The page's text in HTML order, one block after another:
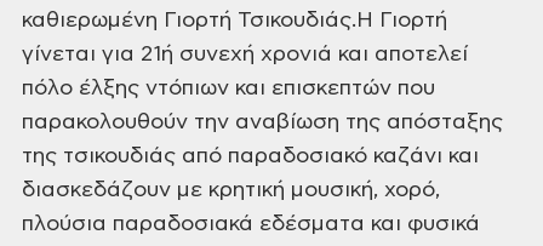
καθιερωμένη Γιορτή Τσικουδιάς. Η Γιορτή
γίνεται για 21ή συνεχή χρονιά και αποτελεί
πόλο έλξης ντόπιων και επισκεπτών που
παρακολουθούν την αναβίωση της απόσταξης
της τσικουδιάς από παραδοσιακό καζάνι και
διασκεδάζουν με κρητική μουσική, χορό,
πλούσια παραδοσιακά εδέσματα και φυσικά